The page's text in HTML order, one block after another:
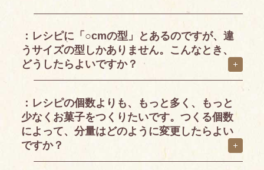
：レシピに「○cmの型」とあるのですが、違
うサイズの型しかありません。こんなとき、
どうしたらよいですか？
：レシピの個数よりも、もっと多く、もっと
少なくお菓子をつくりたいです。つくる個数
によって、分量はどのように変更したらよい
ですか？